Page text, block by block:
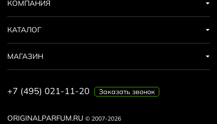
ORIGINALPARFUM.RU © 2007-2026
КОМПАНИЯ
КАТАЛОГ
МАГАЗИН
+7 (495) 021-11-20 Заказать звонок